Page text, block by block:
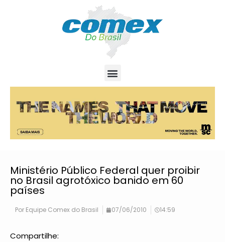
Ministério Público Federal quer proibir
no Brasil agrotóxico banido em 60
países
Por Equipe Comex do Brasil 07/06/2010 14:59
Compartilhe: